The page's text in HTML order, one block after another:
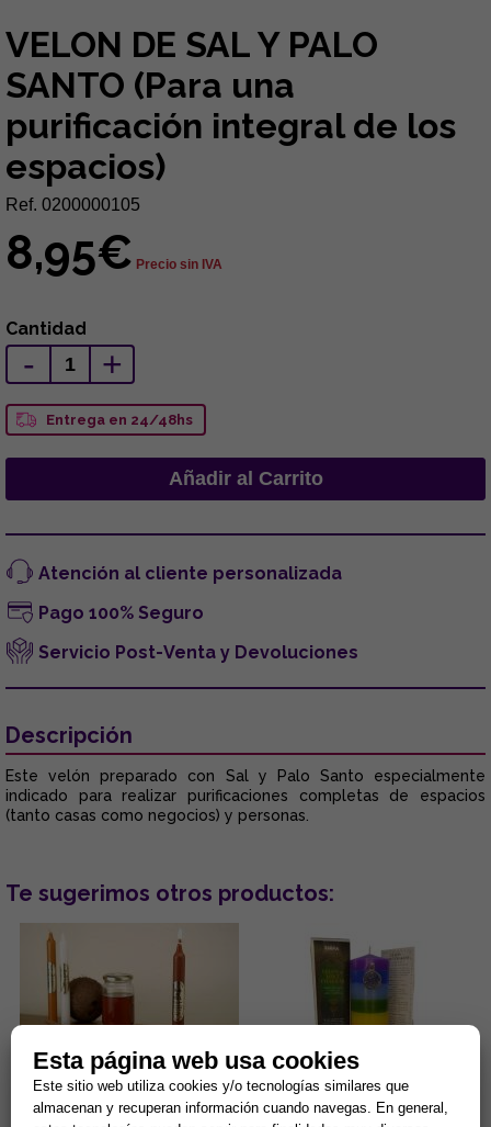
VELON DE SAL Y PALO
SANTO (Para una
purificación integral de los
espacios)
Ref. 0200000105
8,95€ Precio sin IVA
Cantidad
- +
Entrega en 24/48hs
Atención al cliente personalizada
Pago 100% Seguro
Servicio Post-Venta y Devoluciones
Descripción
Este velón preparado con Sal y Palo Santo especialmente
indicado para realizar purificaciones completas de espacios
(tanto casas como negocios) y personas.
Te sugerimos otros productos:
VELA PERFUMANTE DE MIEL,
VELON DE LOS 7 CHAKRAS
ESPECIAL (Para equilibrio
Esta página web usa cookies
Este sitio web utiliza cookies y/o tecnologías similares que
almacenan y recuperan información cuando navegas. En general,